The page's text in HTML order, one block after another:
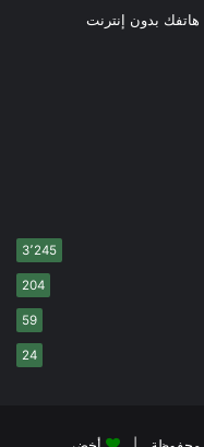
بدون إنترنت
3٬245
204
59
24